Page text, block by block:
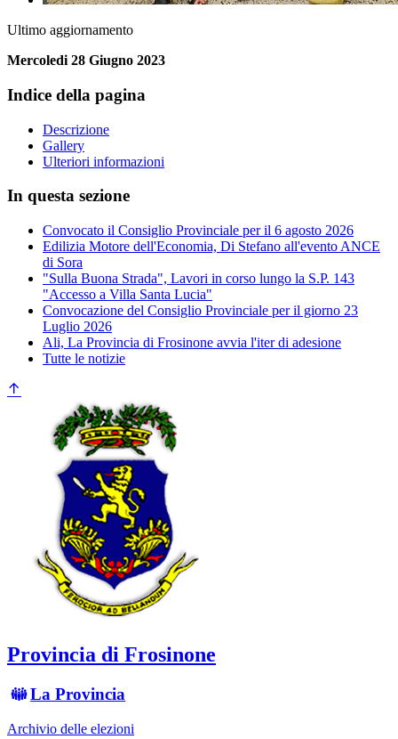
Ultimo aggiornamento
Mercoledi 28 Giugno 2023
Indice della pagina
Descrizione
Gallery
Ulteriori informazioni
In questa sezione
Convocato il Consiglio Provinciale per il 6 agosto 2026
Edilizia Motore dell'Economia, Di Stefano all'evento ANCE
di Sora
"Sulla Buona Strada", Lavori in corso lungo la S.P. 143
"Accesso a Villa Santa Lucia"
Convocazione del Consiglio Provinciale per il giorno 23
Luglio 2026
Ali, La Provincia di Frosinone avvia l'iter di adesione
Tutte le notizie
Provincia di Frosinone
La Provincia
Archivio delle elezioni